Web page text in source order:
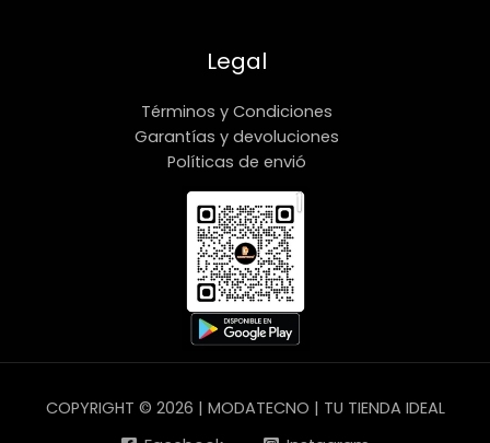
Legal
Términos y Condiciones
Garantías y devoluciones
Políticas de envió
COPYRIGHT © 2026 | MODATECNO | TU TIENDA IDEAL